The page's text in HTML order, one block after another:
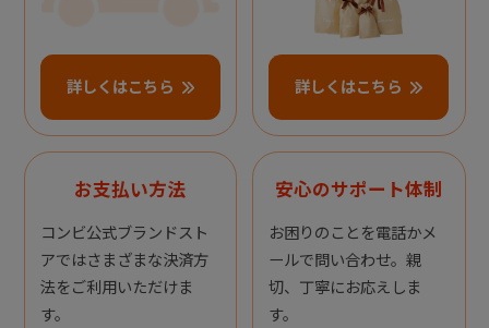
詳しくはこちら 詳しくはこちら
お支払い方法
コンビ公式ブランドスト
アではさまざまな決済方
法をご利用いただけま
す。
安心のサポート体制
お困りのことを電話かメ
ールで問い合わせ。親
切、丁寧にお応えしま
す。